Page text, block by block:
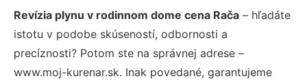
Revízia plynu v rodinnom dome cena Rača – hľadáte
istotu v podobe skúseností, odbornosti a
precíznosti? Potom ste na správnej adrese –
www.moj-kurenar.sk. Inak povedané, garantujeme